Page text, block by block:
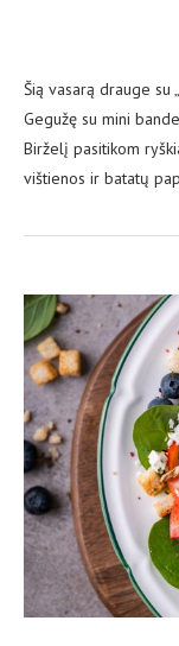
Šią vasarą drauge su
Gegužę su mini
Birželį pasitikom
vištienos ir batatų